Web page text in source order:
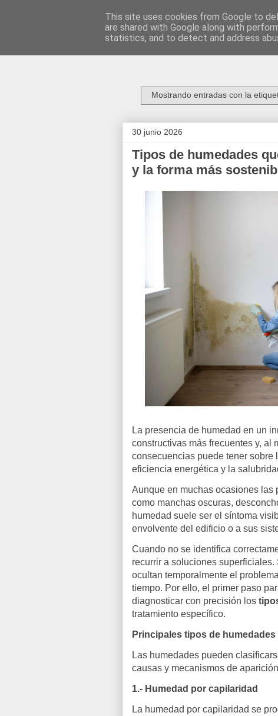
Construcción
Mostrando entradas con la
30 junio 2026
Tipos de humedades
y la forma más
La presencia de humedad en un
constructivas más frecuentes y, al
consecuencias puede tener
eficiencia energética y la
Aunque en muchas ocasiones las
como manchas oscuras,
humedad suele ser el síntoma
envolvente del edificio o a sus
Cuando no se identifica
recurrir a soluciones
ocultan temporalmente el
tiempo. Por ello, el primer paso
diagnosticar con precisión los
tratamiento específico.
Principales tipos de
Las humedades pueden
causas y mecanismos de
1.- Humedad por capilaridad
La humedad por capilaridad se
This site uses cookies from Google to
are shared with Google along with
statistics, and to detect and address